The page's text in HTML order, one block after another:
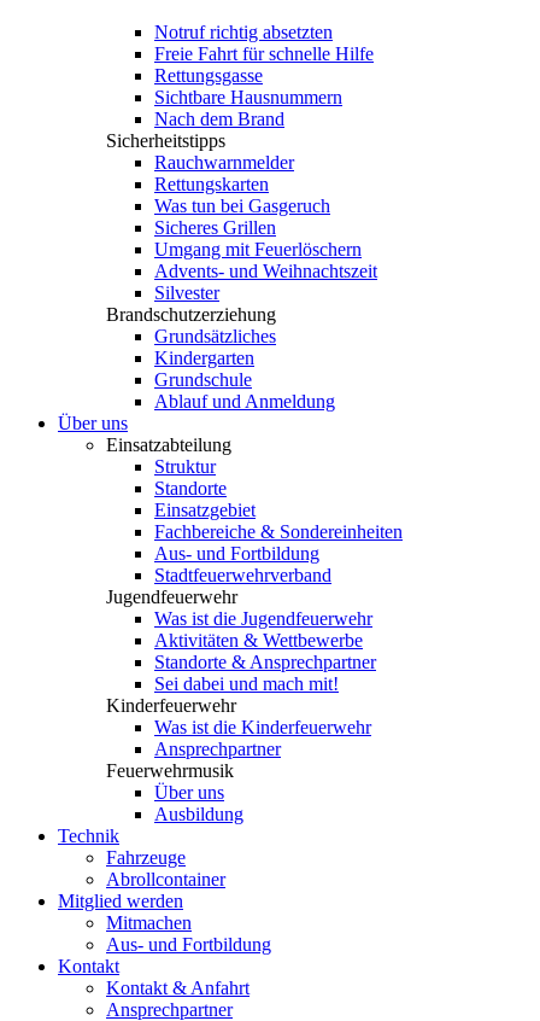
Notruf richtig absetzten
Freie Fahrt für schnelle Hilfe
Rettungsgasse
Sichtbare Hausnummern
Nach dem Brand
Sicherheitstipps
Rauchwarnmelder
Rettungskarten
Was tun bei Gasgeruch
Sicheres Grillen
Umgang mit Feuerlöschern
Advents- und Weihnachtszeit
Silvester
Brandschutzerziehung
Grundsätzliches
Kindergarten
Grundschule
Ablauf und Anmeldung
Über uns
Einsatzabteilung
Struktur
Standorte
Einsatzgebiet
Fachbereiche & Sondereinheiten
Aus- und Fortbildung
Stadtfeuerwehrverband
Jugendfeuerwehr
Was ist die Jugendfeuerwehr
Aktivitäten & Wettbewerbe
Standorte & Ansprechpartner
Sei dabei und mach mit!
Kinderfeuerwehr
Was ist die Kinderfeuerwehr
Ansprechpartner
Feuerwehrmusik
Über uns
Ausbildung
Technik
Fahrzeuge
Abrollcontainer
Mitglied werden
Mitmachen
Aus- und Fortbildung
Kontakt
Kontakt & Anfahrt
Ansprechpartner